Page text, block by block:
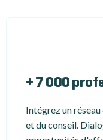
+ 7 000
Intégrez un
et du conseil.